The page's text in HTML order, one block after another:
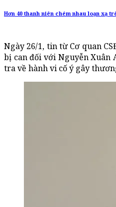
Hơn 40 thanh niên chém nhau loạn xạ
Ngày 26/1, tin từ Cơ quan
bị can đối với Nguyễn Xuân
tra về hành vi cố ý gây